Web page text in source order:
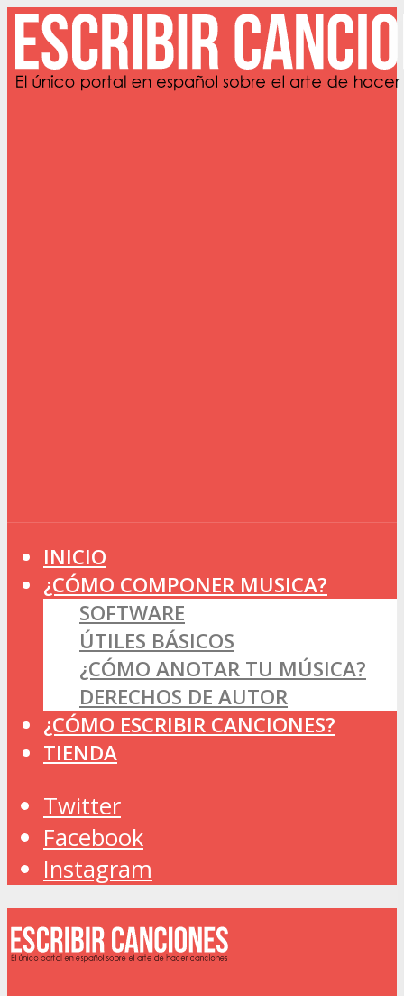
INICIO
¿CÓMO COMPONER MUSICA?
SOFTWARE
ÚTILES BÁSICOS
¿CÓMO ANOTAR TU MÚSICA?
DERECHOS DE AUTOR
¿CÓMO ESCRIBIR CANCIONES?
TIENDA
Twitter
Facebook
Instagram